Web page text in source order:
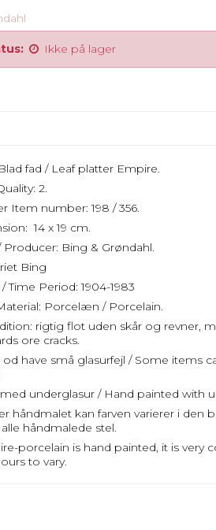
Ikke på lager
fad / Leaf platter Empire.
2.
Item number: 198 / 356.
14 x 19 cm.
Bing & Grøndahl.
Bing
Time Period: 1904-1983
Porcelæn / Porcelain.
rigtig flot uden skår og revner,
ore cracks.
od have små glasurfejl / Some items
underglasur / Hand painted with
håndmalet kan farven varierer i den
håndmalede stel.
porcelain is hand painted, it is
to vary.